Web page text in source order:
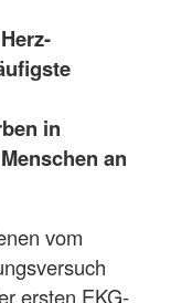
in
an
vom
ersten EKG-